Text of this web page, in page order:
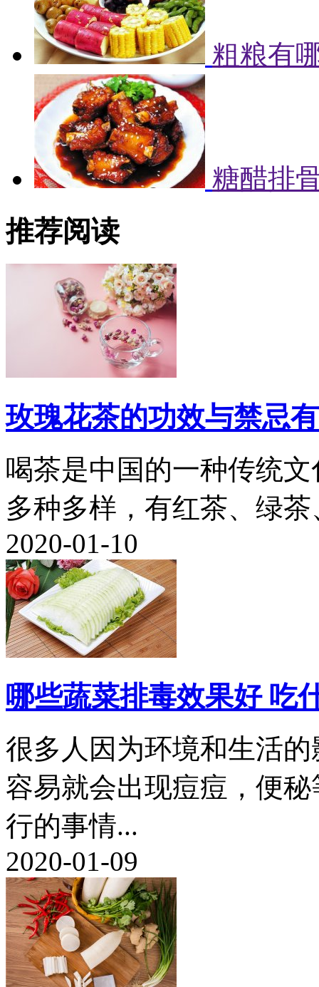
粗粮有
糖醋排
推荐阅读
玫瑰花茶的功效与禁忌
喝茶是中国的一种传统
多种多样，有红茶、绿
2020-01-10
哪些蔬菜排毒效果好 吃
很多人因为环境和生活
容易就会出现痘痘，便
行的事情...
2020-01-09